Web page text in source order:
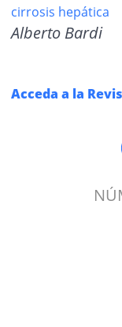
cirrosis hepática
Alberto Bardi
Acceda a la